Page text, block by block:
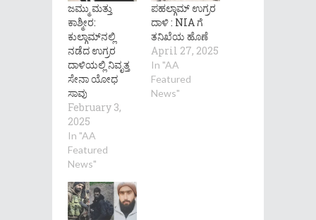
ಜಮ್ಮು ಮತ್ತು
ಕಾಶ್ಮೀರ:
ಕುಲ್ಗಾಮ್‌ನಲ್ಲಿ
ನಡೆದ ಉಗ್ರರ
ದಾಳಿಯಲ್ಲಿ ನಿವೃತ್ತ
ಸೇನಾ ಯೋಧ
ಸಾವು
February 3,
2025
In "AA
Featured
News"
ಪಹಲ್ಗಾಮ್‌ ಉಗ್ರರ
ದಾಳಿ : NIA ಗೆ
ತನಿಖೆಯ ಹೊಣೆ
April 27, 2025
In "AA
Featured
News"